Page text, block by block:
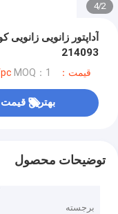
2
/
4
214093
قیمت：USD5/pc-USD15/pc MOQ：1 کامپیوتر
بهترین قیمت
توضیحات محصول
برجسته